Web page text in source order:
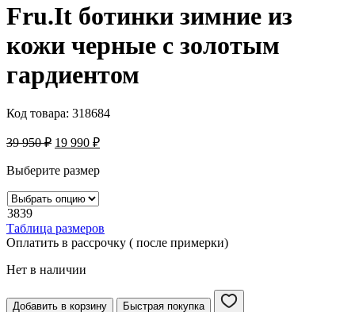
Fru.It ботинки зимние из
кожи черные с золотым
гардиентом
Код товара: 318684
39 950₽ 19 990 ₽
Выберите размер
3839
Таблица размеров
Оплатить в рассрочку ( после примерки)
Нет в наличии
Добавить в корзину Быстрая покупка